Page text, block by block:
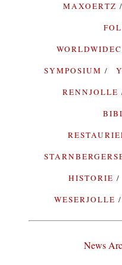
MAXOERTZ
SYMPOSIUM
RENNJOLLE
HISTORIE
WESERJOLLE
News